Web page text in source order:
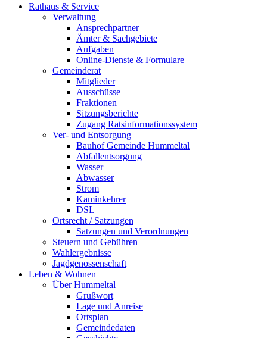
Rathaus & Service
Verwaltung
Ansprechpartner
Ämter & Sachgebiete
Aufgaben
Online-Dienste & Formulare
Gemeinderat
Mitglieder
Ausschüsse
Fraktionen
Sitzungsberichte
Zugang Ratsinformationssystem
Ver- und Entsorgung
Bauhof Gemeinde Hummeltal
Abfallentsorgung
Wasser
Abwasser
Strom
Kaminkehrer
DSL
Ortsrecht / Satzungen
Satzungen und Verordnungen
Steuern und Gebühren
Wahlergebnisse
Jagdgenossenschaft
Leben & Wohnen
Über Hummeltal
Grußwort
Lage und Anreise
Ortsplan
Gemeindedaten